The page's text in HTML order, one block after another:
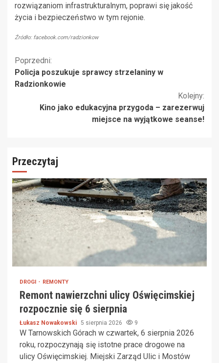
rozwiązaniom infrastrukturalnym, poprawi się jakość
życia i bezpieczeństwo w tym rejonie.
Źródło: facebook.com/radzionkow
Kontynuuj
czytanie
Poprzedni:
Policja poszukuje sprawcy strzelaniny w
Radzionkowie
Kolejny:
Kino jako edukacyjna przygoda – zarezerwuj
miejsce na wyjątkowe seanse!
Przeczytaj
DROGI REMONTY
Remont nawierzchni ulicy Oświęcimskiej
rozpocznie się 6 sierpnia
Łukasz Nowakowski 5 sierpnia 2026 9
W Tarnowskich Górach w czwartek, 6 sierpnia 2026
roku, rozpoczynają się istotne prace drogowe na
ulicy Oświęcimskiej. Miejski Zarząd Ulic i Mostów